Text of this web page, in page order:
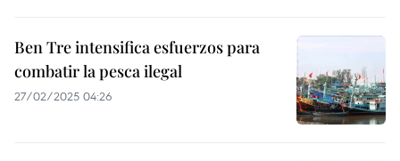
Ben Tre intensifica esfuerzos para
combatir la pesca ilegal
27/02/2025 04:26